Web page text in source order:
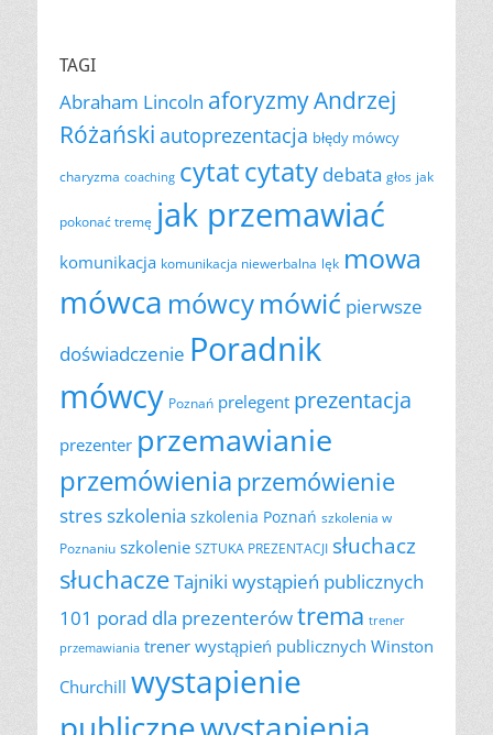
TAGI
Abraham Lincoln aforyzmyAndrzej
Różański autoprezentacja błędy mówcy
charyzma coaching cytatcytaty debata głos jak
pokonać tremę jak przemawiać
komunikacja komunikacja niewerbalna lęk mowa
mówca mówcymówić pierwsze
doświadczenie Poradnik
mówcy Poznań prelegent prezentacja
prezenter przemawianie
przemówieniaprzemówienie
stresszkolenia szkolenia Poznań szkolenia w
Poznaniu szkolenie SZTUKA PREZENTACJI słuchacz
słuchaczeTajniki wystąpień publicznych
101 porad dla prezenterówtrema trener
przemawiania trener wystąpień publicznych Winston
Churchill wystapienie